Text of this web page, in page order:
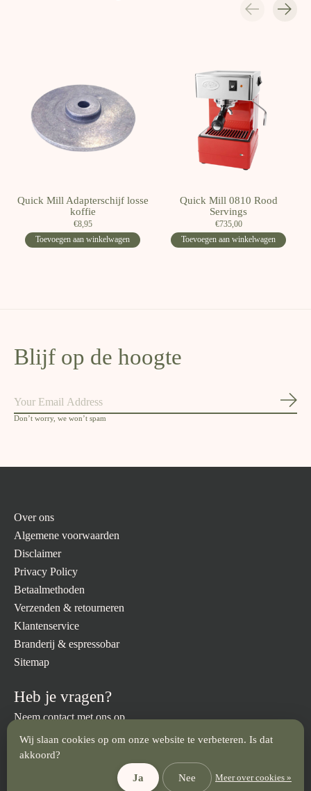
Quick Mill Adapterschijf losse
koffie
€8,95
Toevoegen aan winkelwagen
Quick Mill 0810 Rood
Servings
€735,00
Toevoegen aan winkelwagen
Blijf op de hoogte
Don’t worry, we won’t spam
Over ons
Algemene voorwaarden
Disclaimer
Privacy Policy
Betaalmethoden
Verzenden & retourneren
Klantenservice
Branderij & espressobar
Sitemap
Heb je vragen?
Neem contact met ons op.
info@brandmeesters.nl 023 512 3094
Wij slaan cookies op om onze website te verbeteren. Is dat
akkoord?
Ja Nee Meer over cookies »